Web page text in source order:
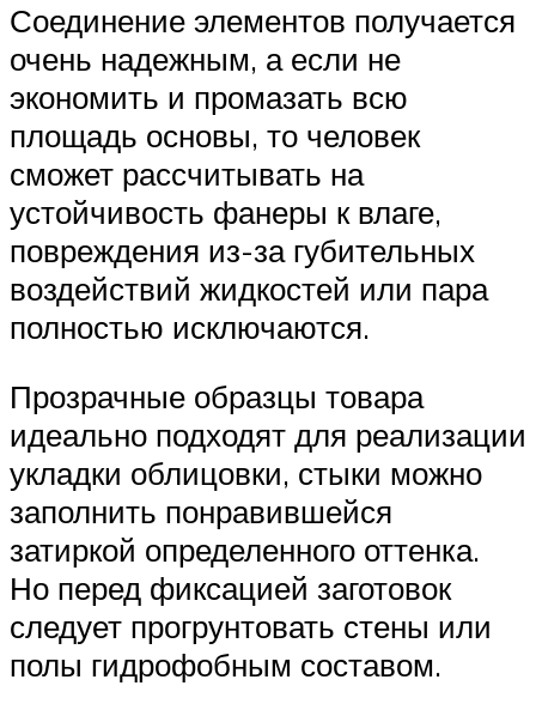
Соединение элементов получается
очень надежным, а если не
экономить и промазать всю
площадь основы, то человек
сможет рассчитывать на
устойчивость фанеры к влаге,
повреждения из-за губительных
воздействий жидкостей или пара
полностью исключаются.
Прозрачные образцы товара
идеально подходят для реализации
укладки облицовки, стыки можно
заполнить понравившейся
затиркой определенного оттенка.
Но перед фиксацией заготовок
следует прогрунтовать стены или
полы гидрофобным составом.